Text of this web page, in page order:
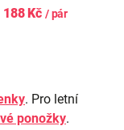
188 Kč / pár
. Pro letní
ponožky.